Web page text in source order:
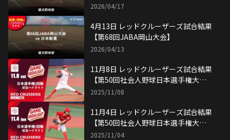
2026/04/17
4月13日 レッドクルーザーズ試合結果
【第68回JABA岡山大会】
2026/04/13
11月8日 レッドクルーザーズ試合結果
【第50回社会人野球日本選手権大会2
回戦】
2025/11/08
11月4日 レッドクルーザーズ試合結果
【第50回社会人野球日本選手権大会1
回戦】
2025/11/04